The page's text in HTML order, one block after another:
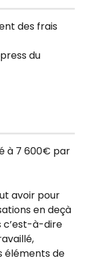
des frais
du
à 7 600€ par
avoir pour
en deçà
c’est-à-dire
éléments de